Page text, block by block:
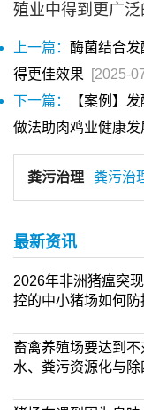
殖业中得到更广泛
上一篇： 酶菌结合
得更佳效果
[2025-
下一篇：
【案例】
做法助肉鸡业健康发
粪污治理 粪污治
最新资讯
2026年非洲猪瘟突
控的中小猪场如何
畜禽养殖场要达到
水、粪污资源化与